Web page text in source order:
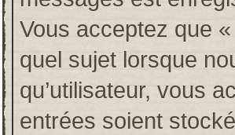
Vous acceptez que
quel sujet lorsque
qu’utilisateur, vous
entrées soient